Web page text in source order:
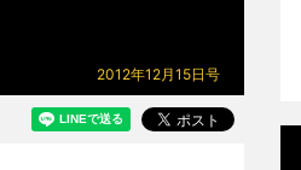
2012年12月15日号